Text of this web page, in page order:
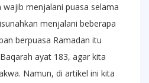
menjalani puasa selama
menjalani beberapa
berpuasa Ramadan itu
ayat 183, agar kita
Namun, di artikel ini kita